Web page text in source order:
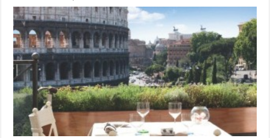
beaux
hôtels
de
luxe
à
Rome